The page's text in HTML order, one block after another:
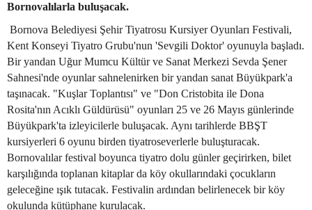
Bornovalılarla buluşacak.
Bornova Belediyesi Şehir Tiyatrosu Kursiyer Oyunları Festivali,
Kent Konseyi Tiyatro Grubu'nun 'Sevgili Doktor' oyunuyla başladı.
Bir yandan Uğur Mumcu Kültür ve Sanat Merkezi Sevda Şener
Sahnesi'nde oyunlar sahnelenirken bir yandan sanat Büyükpark'a
taşınacak. "Kuşlar Toplantısı" ve "Don Cristobita ile Dona
Rosita'nın Acıklı Güldürüsü" oyunları 25 ve 26 Mayıs günlerinde
Büyükpark'ta izleyicilerle buluşacak. Aynı tarihlerde BBŞT
kursiyerleri 6 oyunu birden tiyatroseverlerle buluşturacak.
Bornovalılar festival boyunca tiyatro dolu günler geçirirken, bilet
karşılığında toplanan kitaplar da köy okullarındaki çocukların
geleceğine ışık tutacak. Festivalin ardından belirlenecek bir köy
okulunda kütüphane kurulacak.